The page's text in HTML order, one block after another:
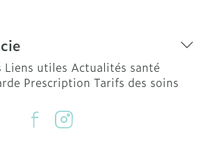
Liens utiles Actualités santé
Prescription Tarifs des soins